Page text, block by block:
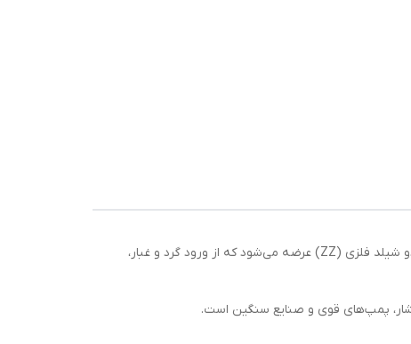
بلبرینگ 6316 ZZ SKF از سری بلبرینگ‌های شیار عمیق بزرگ و پرقدرت است که توسط شرکت سوئدی SKF تولید شده. این مدل با دو شیلد فلزی (ZZ) عرضه می‌شود که از ورود گرد و غبار،
فشار، پمپ‌های قوی و صنایع سنگین است.